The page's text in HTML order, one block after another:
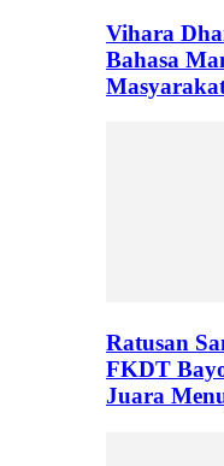
Vihara
Bahasa
Ratusan
FKDT
Juara